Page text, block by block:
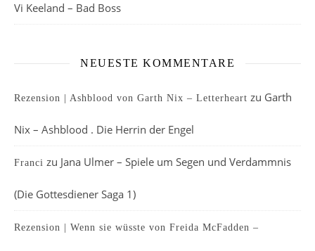
Vi Keeland – Bad Boss
NEUESTE KOMMENTARE
Rezension | Ashblood von Garth Nix – Letterheart zu Garth
Nix – Ashblood . Die Herrin der Engel
Franci zu Jana Ulmer – Spiele um Segen und Verdammnis
(Die Gottesdiener Saga 1)
Rezension | Wenn sie wüsste von Freida McFadden –